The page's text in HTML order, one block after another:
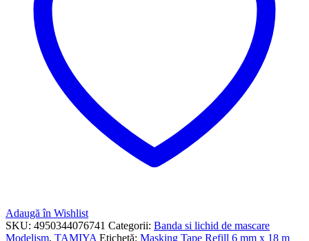
Adaugă în Wishlist
SKU: 4950344076741 Categorii: Banda si lichid de mascare
Modelism, TAMIYA Etichetă: Masking Tape Refill 6 mm x 18 m